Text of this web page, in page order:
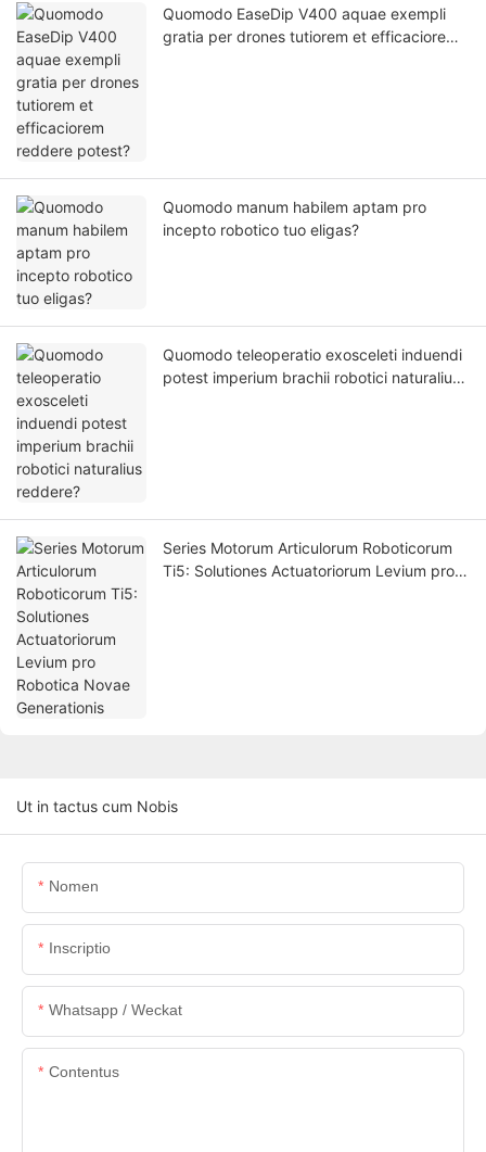
Quomodo EaseDip V400 aquae exempli
gratia per drones tutiorem et efficaciorem
Quomodo manum habilem aptam pro
incepto robotico tuo eligas?
Quomodo teleoperatio exosceleti induendi
potest imperium brachii robotici naturalius
Series Motorum Articulorum Roboticorum
Ti5: Solutiones Actuatoriorum Levium pro
Ut in tactus cum Nobis
Nomen
Inscriptio
Whatsapp / Weckat
Contentus